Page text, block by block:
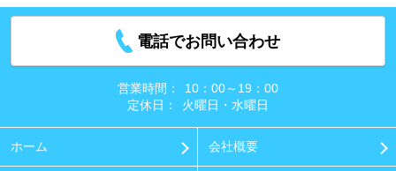
電話でお問い合わせ
営業時間：
10：00～19：00
定休日：
火曜日・水曜日
ホーム 会社概要